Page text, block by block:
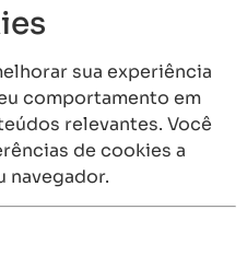
sua experiência
comportamento em
relevantes. Você
de cookies a
navegador.